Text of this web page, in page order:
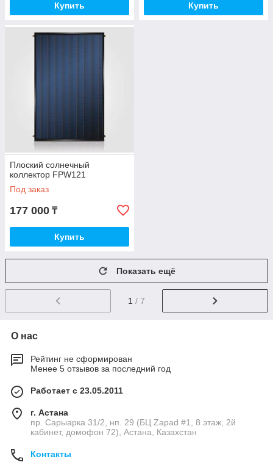
Купить Купить
Плоский солнечный
коллектор FPW121
Под заказ
177 000 ₸
Купить
Показать ещё
1 / 7
О нас
Рейтинг не сформирован
Менее 5 отзывов за последний год
Работает с 23.05.2011
г. Астана
пр. Сарыарка 31/2, нп. 29 (БЦ Zapad #1, 8 этаж, 2й
кабинет, домофон 72), Астана, Казахстан
Контакты